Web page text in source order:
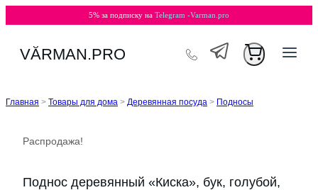
5% за подписку на Telegram -Varman.pro
VӐRMAN.PRO
Главная > Товары для дома > Деревянная посуда > Подносы
Распродажа!
Поднос деревянный «Киска», бук, голубой,